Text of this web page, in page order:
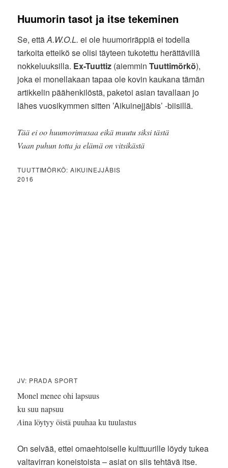
Huumorin tasot ja itse tekeminen
Se, ettäA.W.O.L. ei ole huumoriräppiä ei todella
tarkoita etteikö se olisi täyteen tukotettu herättävillä
nokkeluuksilla. Ex-Tuuttiz (aiemminTuuttimörkö),
joka ei monellakaan tapaa ole kovin kaukana tämän
artikkelin päähenkilöstä, paketoi asian tavallaan jo
lähes vuosikymmen sitten ’Aikuinejjäbis’ -biisillä.
Tää ei oo huumorimusaa eikä muutu siksi tästä
Vaan puhun totta ja elämä on vitsikästä
TUUTTIMÖRKÖ: AIKUINEJJÄBIS
2016
JV: PRADA SPORT
Monel menee ohi lapsuus
ku suu napsuu
Aina löytyy öistä puuhaa ku tuulastus
On selvää, ettei omaehtoiselle kulttuurille löydy tukea
valtavirran koneistoista – asiat on siis tehtävä itse.